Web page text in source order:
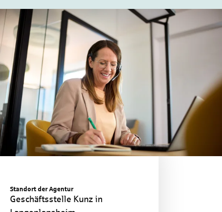
Standort der Agentur
Geschäftsstelle Kunz in